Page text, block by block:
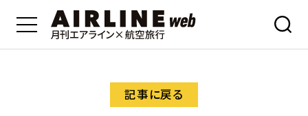
記事に戻る